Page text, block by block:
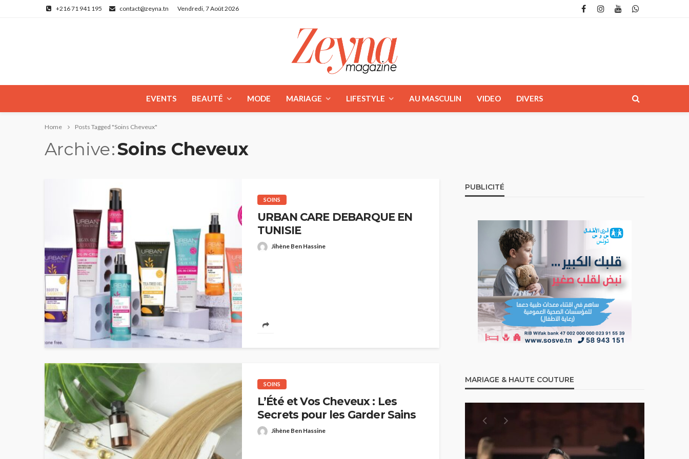
+216 71 941 195 contact@zeyna.tn Vendredi, 7 Août 2026
EVENTS BEAUTÉ MODE MARIAGE LIFESTYLE AU MASCULIN VIDEO DIVERS
Home Posts Tagged "Soins Cheveux"
Archive Soins Cheveux
SOINS
URBAN CARE DEBARQUE EN
TUNISIE
Jihène Ben Hassine
SOINS
L’Été et Vos Cheveux : Les
Secrets pour les Garder Sains
Jihène Ben Hassine
PUBLICITÉ
MARIAGE & HAUTE COUTURE